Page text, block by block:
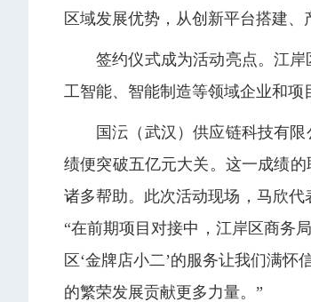
区域发展优势，从创新平台搭建、
签约仪式成为活动亮点。江
工智能、智能制造等领域企业和项
国沄（武汉）供应链科技有
绩便突破五亿元大关。这一成绩
诸多帮助。此次活动现场，马欣代
“在前期项目对接中，江岸区商务
区‘金牌店小二’的服务让我们满
的繁荣发展贡献更多力量。”